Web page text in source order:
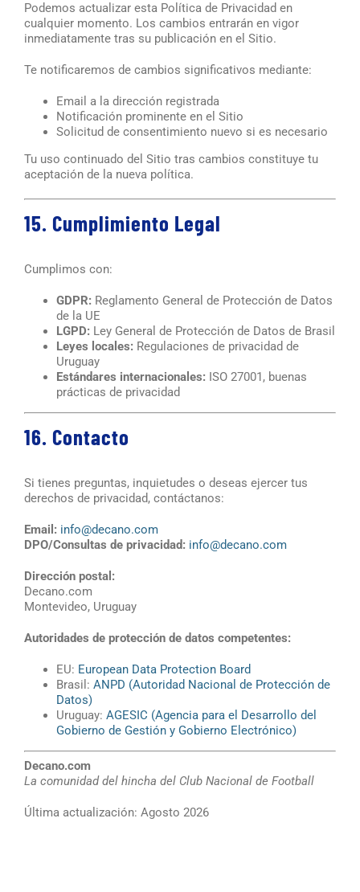
Podemos actualizar esta Política de Privacidad en
cualquier momento. Los cambios entrarán en vigor
inmediatamente tras su publicación en el Sitio.
Te notificaremos de cambios significativos mediante:
Email a la dirección registrada
Notificación prominente en el Sitio
Solicitud de consentimiento nuevo si es necesario
Tu uso continuado del Sitio tras cambios constituye tu
aceptación de la nueva política.
15. Cumplimiento Legal
Cumplimos con:
GDPR: Reglamento General de Protección de Datos
de la UE
LGPD: Ley General de Protección de Datos de Brasil
Leyes locales: Regulaciones de privacidad de
Uruguay
Estándares internacionales: ISO 27001, buenas
prácticas de privacidad
16. Contacto
Si tienes preguntas, inquietudes o deseas ejercer tus
derechos de privacidad, contáctanos:
Email: info@decano.com
DPO/Consultas de privacidad: info@decano.com
Dirección postal:
Decano.com
Montevideo, Uruguay
Autoridades de protección de datos competentes:
EU: European Data Protection Board
Brasil: ANPD (Autoridad Nacional de Protección de
Datos)
Uruguay: AGESIC (Agencia para el Desarrollo del
Gobierno de Gestión y Gobierno Electrónico)
Decano.com
La comunidad del hincha del Club Nacional de Football
Última actualización: Agosto 2026